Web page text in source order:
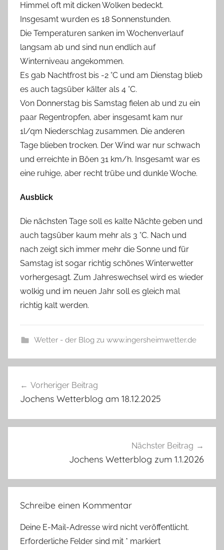
Himmel oft mit dicken Wolken bedeckt.
Insgesamt wurden es 18 Sonnenstunden.
Die Temperaturen sanken im Wochenverlauf
langsam ab und sind nun endlich auf
Winterniveau angekommen.
Es gab Nachtfrost bis -2 °C und am Dienstag blieb
es auch tagsüber kälter als 4 °C.
Von Donnerstag bis Samstag fielen ab und zu ein
paar Regentropfen, aber insgesamt kam nur
1l/qm Niederschlag zusammen. Die anderen
Tage blieben trocken. Der Wind war nur schwach
und erreichte in Böen 31 km/h. Insgesamt war es
eine ruhige, aber recht trübe und dunkle Woche.
Ausblick
Die nächsten Tage soll es kalte Nächte geben und
auch tagsüber kaum mehr als 3 °C. Nach und
nach zeigt sich immer mehr die Sonne und für
Samstag ist sogar richtig schönes Winterwetter
vorhergesagt. Zum Jahreswechsel wird es wieder
wolkig und im neuen Jahr soll es gleich mal
richtig kalt werden.
Wetter - der Blog zu www.ingersheimwetter.de
Vorheriger Beitrag
Jochens Wetterblog am 18.12.2025
Nächster Beitrag
Jochens Wetterblog zum 1.1.2026
Schreibe einen Kommentar
Deine E-Mail-Adresse wird nicht veröffentlicht.
Erforderliche Felder sind mit * markiert